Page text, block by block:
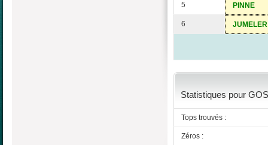
5 PINNE
6 JUMELER
Statistiques pour
Tops trouvés :
Zéros :